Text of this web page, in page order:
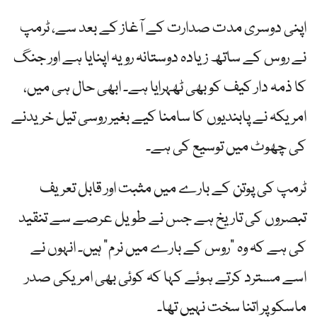
اپنی دوسری مدت صدارت کے آغاز کے بعد سے، ٹرمپ
نے روس کے ساتھ زیادہ دوستانہ رویہ اپنایا ہے اور جنگ
کا ذمہ دار کیف کو بھی ٹھہرایا ہے۔ ابھی حال ہی میں،
امریکہ نے پابندیوں کا سامنا کیے بغیر روسی تیل خریدنے
کی چھوٹ میں توسیع کی ہے۔
ٹرمپ کی پوتن کے بارے میں مثبت اور قابل تعریف
تبصروں کی تاریخ ہے جس نے طویل عرصے سے تنقید
کی ہے کہ وہ "روس کے بارے میں نرم” ہیں۔ انہوں نے
اسے مسترد کرتے ہوئے کہا کہ کوئی بھی امریکی صدر
ماسکو پر اتنا سخت نہیں تھا۔